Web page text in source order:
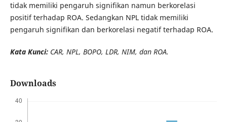
tidak memiliki pengaruh signifikan namun berkorelasi
positif terhadap ROA. Sedangkan NPL tidak memiliki
pengaruh signifikan dan berkorelasi negatif terhadap ROA.
Kata Kunci: CAR, NPL, BOPO, LDR, NIM, dan ROA.
Downloads